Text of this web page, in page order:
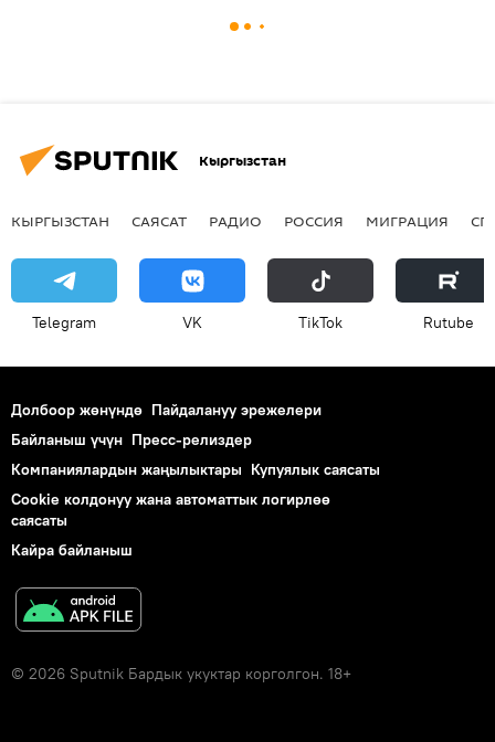
Кыргызстан
КЫРГЫЗСТАН САЯСАТ РАДИО РОССИЯ МИГРАЦИЯ
Telegram VK ТikТоk Rutube
Долбоор жөнүндө Пайдалануу эрежелери
Байланыш үчүн Пресс-релиздер
Компаниялардын жаңылыктары Купуялык саясаты
Cookie колдонуу жана автоматтык логирлөө
саясаты
Кайра байланыш
© 2026 Sputnik Бардык укуктар корголгон. 18+